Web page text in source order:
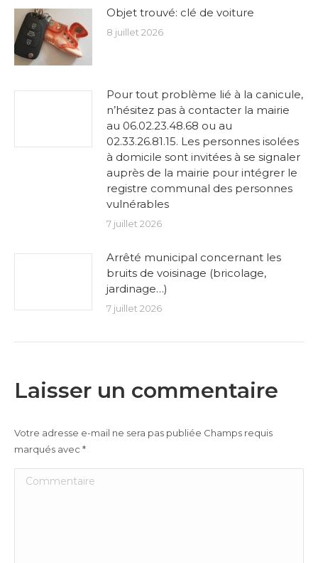
Objet trouvé: clé de voiture
8 juillet 2026
Pour tout problème lié à la canicule,
n’hésitez pas à contacter la mairie
au 06.02.23.48.68 ou au
02.33.26.81.15. Les personnes isolées
à domicile sont invitées à se signaler
auprès de la mairie pour intégrer le
registre communal des personnes
vulnérables
7 juillet 2026
Arrêté municipal concernant les
bruits de voisinage (bricolage,
jardinage…)
7 juillet 2026
Laisser un commentaire
Votre adresse e-mail ne sera pas publiée Champs requis
marqués avec *
Commentaire